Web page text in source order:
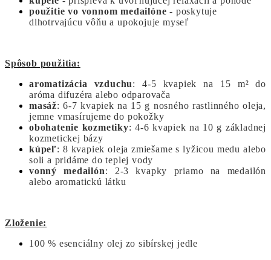
použitie vo vonnom medailóne - poskytuje
dlhotrvajúcu vôňu a upokojuje myseľ
Spôsob použitia:
aromatizácia vzduchu: 4-5 kvapiek na 15 m² do
aróma difuzéra alebo odparovača
masáž: 6-7 kvapiek na 15 g nosného rastlinného oleja,
jemne vmasírujeme do pokožky
obohatenie kozmetiky: 4-6 kvapiek na 10 g základnej
kozmetickej bázy
kúpeľ: 8 kvapiek oleja zmiešame s lyžicou medu alebo
soli a pridáme do teplej vody
vonný medailón: 2-3 kvapky priamo na medailón
alebo aromatickú látku
Zloženie:
100 % esenciálny olej zo sibírskej jedle